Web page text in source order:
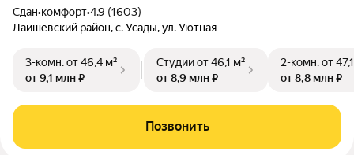
Сдан•комфорт•4.9 (1603)
Лаишевский район, с. Усады, ул. Уютная
3-комн.от 46,4 м²
от 9,1 млн ₽
Студииот 46,1 м²
от 8,9 млн ₽
2-комн.от
от 8,8 млн ₽
Позвонить